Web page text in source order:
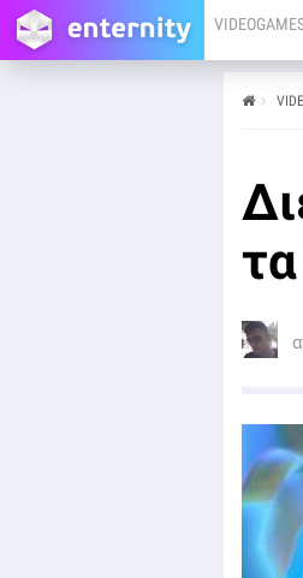
Legends Z-A, μια τεράστια διαρροή